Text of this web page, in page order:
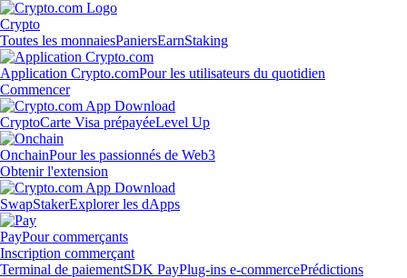
Crypto
Toutes les monnaiesPaniersEarnStaking
Application Crypto.comPour les utilisateurs du quotidien
Commencer
CryptoCarte Visa prépayéeLevel Up
OnchainPour les passionnés de Web3
Obtenir l'extension
SwapStakerExplorer les dApps
PayPour commerçants
Inscription commerçant
Terminal de paiementSDK PayPlug-ins e-commercePrédictions